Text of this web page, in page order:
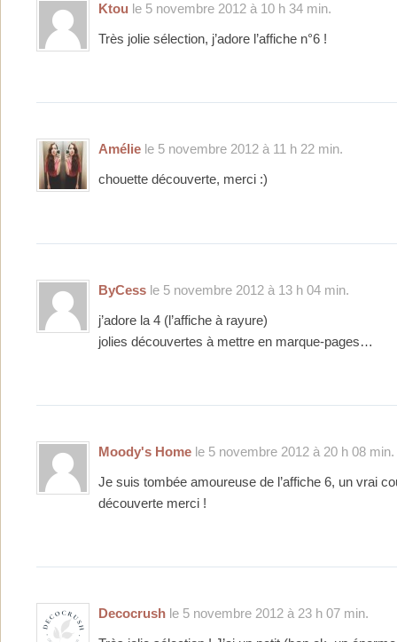
Ktou le 5 novembre 2012 à 10 h 34 min.
Très jolie sélection, j’adore l’affiche n°6 !
Amélie le 5 novembre 2012 à 11 h 22 min.
chouette découverte, merci :)
ByCess le 5 novembre 2012 à 13 h 04 min.
j’adore la 4 (l’affiche à rayure)
jolies découvertes à mettre en marque-pages…
Moody's Home le 5 novembre 2012 à 20 h 08 min.
Je suis tombée amoureuse de l’affiche 6, un vrai
découverte merci !
Decocrush le 5 novembre 2012 à 23 h 07 min.